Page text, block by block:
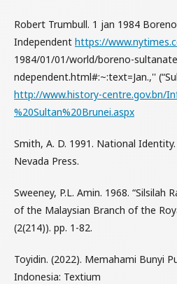
Robert Trumbull. 1 jan 1984
Independent https://
1984/01/01/world/boreno-
ndependent.html#:~:text=Jan.,''
http://www.history-centre.gov.bn/
%20Sultan%20Brunei.aspx
Smith, A. D. 1991. National
Nevada Press.
Sweeney, P.L. Amin. 1968. “Silsilah
of the Malaysian Branch of the
(2(214)). pp. 1-82.
Toyidin. (2022). Memahami Bunyi
Indonesia: Textium